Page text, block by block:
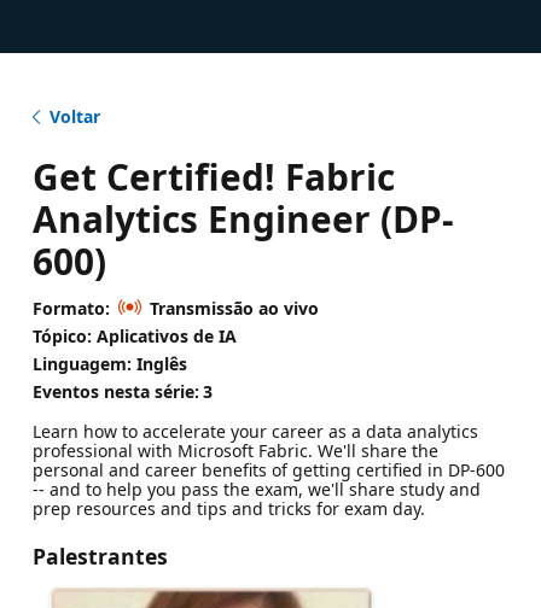
Voltar
Get Certified! Fabric
Analytics Engineer (DP-
600)
Formato:
Transmissão ao vivo
Tópico: Aplicativos de IA
Linguagem: Inglês
Eventos nesta série: 3
Learn how to accelerate your career as a data analytics
professional with Microsoft Fabric. We'll share the
personal and career benefits of getting certified in DP-600
-- and to help you pass the exam, we'll share study and
prep resources and tips and tricks for exam day.
Palestrantes